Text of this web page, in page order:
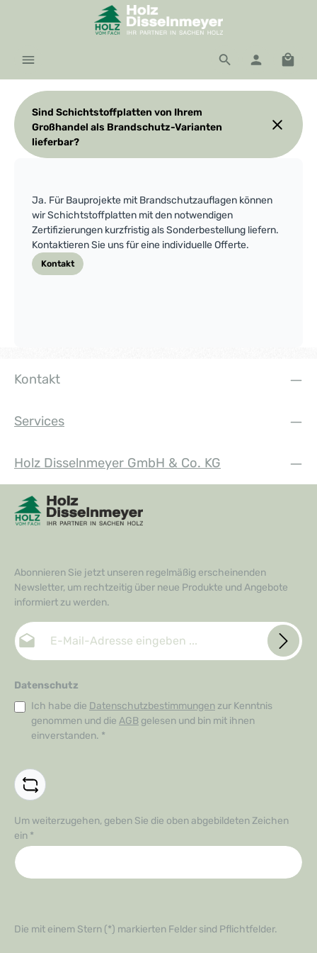
Zum Hauptinhalt springen
Sind Schichtstoffplatten von Ihrem
Großhandel als Brandschutz-Varianten
lieferbar?
Ja. Für Bauprojekte mit Brandschutzauflagen können
wir Schichtstoffplatten mit den notwendigen
Zertifizierungen kurzfristig als Sonderbestellung liefern.
Kontaktieren Sie uns für eine individuelle Offerte.
Kontakt
Kontakt
Services
Holz Disselnmeyer GmbH & Co. KG
Abonnieren Sie jetzt unseren regelmäßig erscheinenden
Newsletter, um rechtzeitig über neue Produkte und Angebote
informiert zu werden.
E-Mail-Adresse*
Datenschutz
Ich habe die Datenschutzbestimmungen zur Kenntnis
genommen und die AGB gelesen und bin mit ihnen
einverstanden. *
Um weiterzugehen, geben Sie die oben abgebildeten Zeichen
ein *
Die mit einem Stern (*) markierten Felder sind Pflichtfelder.